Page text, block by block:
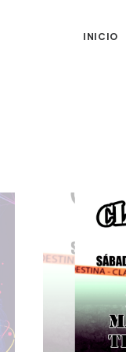
INICIO